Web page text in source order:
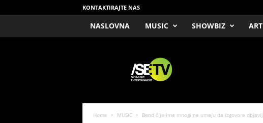
KONTAKTIRAJTE NAS
NASLOVNA MUSIC SHOWBIZ
Home MUSIC Bend čije ime mnogi ne umeju da izgovore